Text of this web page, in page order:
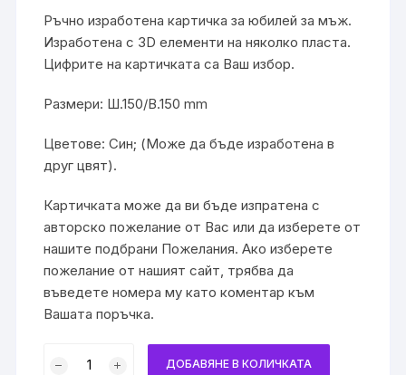
Ръчно изработена картичка за юбилей за мъж.
Изработена с 3D елементи на няколко пласта.
Цифрите на картичката са Ваш избор.
Размери: Ш.150/В.150 mm
Цветове: Син; (Може да бъде изработена в
друг цвят).
Картичката може да ви бъде изпратена с
авторско пожелание от Вас или да изберете от
нашите подбрани Пожелания. Ако изберете
пожелание от нашият сайт, трябва да
въведете номера му като коментар към
Вашата поръчка.
ДОБАВЯНЕ В КОЛИЧКАТА